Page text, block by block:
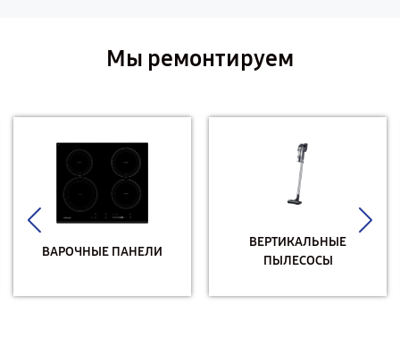
Мы ремонтируем
ВАРОЧНЫЕ ПАНЕЛИ
ВЕРТИКАЛЬНЫЕ
ПЫЛЕСОСЫ